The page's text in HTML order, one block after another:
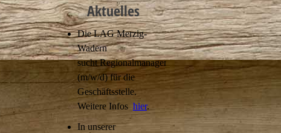
Aktuelles
Die LAG Merzig-
Wadern
sucht Regionalmanager
(m/w/d) für die
Geschäftsstelle.
Weitere Infoshier.
In unserer